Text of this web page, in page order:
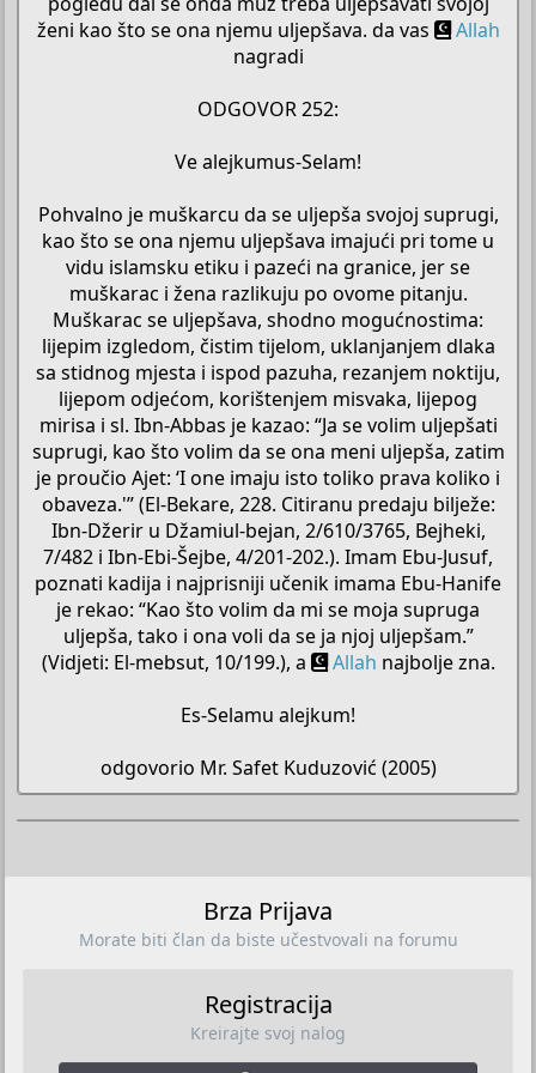
ženi kao što se ona njemu uljepšava. da vas
Allah
nagradi
ODGOVOR 252:
Ve alejkumus-Selam!
Pohvalno je muškarcu da se uljepša svojoj suprugi,
kao što se ona njemu uljepšava imajući pri tome u
vidu islamsku etiku i pazeći na granice, jer se
muškarac i žena razlikuju po ovome pitanju.
Muškarac se uljepšava, shodno mogućnostima:
lijepim izgledom, čistim tijelom, uklanjanjem dlaka
sa stidnog mjesta i ispod pazuha, rezanjem noktiju,
lijepom odjećom, korištenjem misvaka, lijepog
mirisa i sl. Ibn-Abbas je kazao: “Ja se volim uljepšati
suprugi, kao što volim da se ona meni uljepša, zatim
je proučio Ajet: ‘I one imaju isto toliko prava koliko i
obaveza.'” (El-Bekare, 228. Citiranu predaju bilježe:
Ibn-Džerir u Džamiul-bejan, 2/610/3765, Bejheki,
7/482 i Ibn-Ebi-Šejbe, 4/201-202.). Imam Ebu-Jusuf,
poznati kadija i najprisniji učenik imama Ebu-Hanife
je rekao: “Kao što volim da mi se moja supruga
uljepša, tako i ona voli da se ja njoj uljepšam.”
(Vidjeti: El-mebsut, 10/199.), a
Allah najbolje zna.
Es-Selamu alejkum!
odgovorio Mr. Safet Kuduzović (2005)​
Brza Prijava
Morate biti član da biste učestvovali na forumu
Registracija
Kreirajte svoj nalog